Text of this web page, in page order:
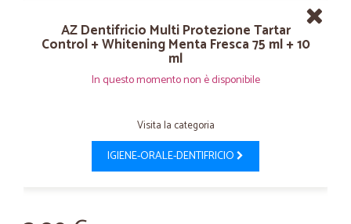
AZ Dentifricio Multi Protezione Tartar
Control + Whitening Menta Fresca 75 ml + 10
ml
In questo momento non è disponibile
Visita la categoria
IGIENE-ORALE-DENTIFRICIO